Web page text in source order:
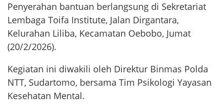
Penyerahan bantuan berlangsung di Sekretariat
Lembaga Toifa Institute, Jalan Dirgantara,
Kelurahan Liliba, Kecamatan Oebobo, Jumat
(20/2/2026).
Kegiatan ini diwakili oleh Direktur Binmas Polda
NTT, Sudartomo, bersama Tim Psikologi Yayasan
Kesehatan Mental.